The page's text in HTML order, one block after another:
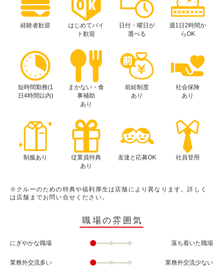
経験者歓迎
はじめてバイ
ト歓迎
日付・曜日が
選べる
週1日2時間か
らOK
短時間勤務(1
日4時間以内)
まかない・食
事補助
あり
前給制度
あり
社会保険
あり
制服あり
従業員特典
あり
友達と応募OK 社員登用
※クルーのための特典や福利厚生は店舗により異なります。詳しく
は店舗までお問い合せください。
職場の雰囲気
にぎやかな職場 落ち着いた職場
業務外交流多い 業務外交流少ない